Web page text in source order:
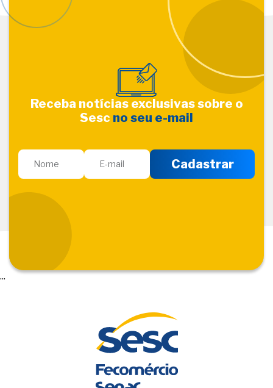
Receba notícias exclusivas sobre o
Sesc no seu e-mail
...